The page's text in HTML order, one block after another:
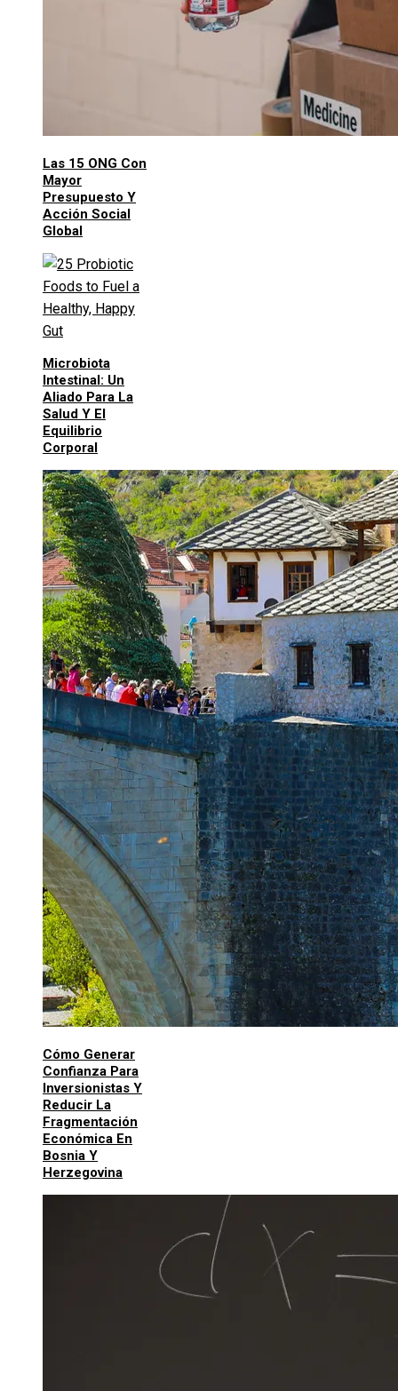
Las 15 ONG Con
Mayor
Presupuesto Y
Acción Social
Global
Microbiota
Intestinal: Un
Aliado Para La
Salud Y El
Equilibrio
Corporal
Cómo Generar
Confianza Para
Inversionistas Y
Reducir La
Fragmentación
Económica En
Bosnia Y
Herzegovina